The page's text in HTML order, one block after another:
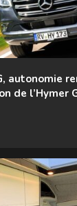
autonomie
de l’Hymer